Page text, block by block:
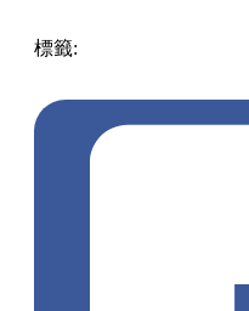
標籤: